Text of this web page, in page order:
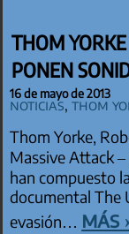
THOM
PONEN
16 de mayo de 2013
Noticias,Thom
Thom Yorke,
Massive Attack
han compuesto
documental The
evasión… más